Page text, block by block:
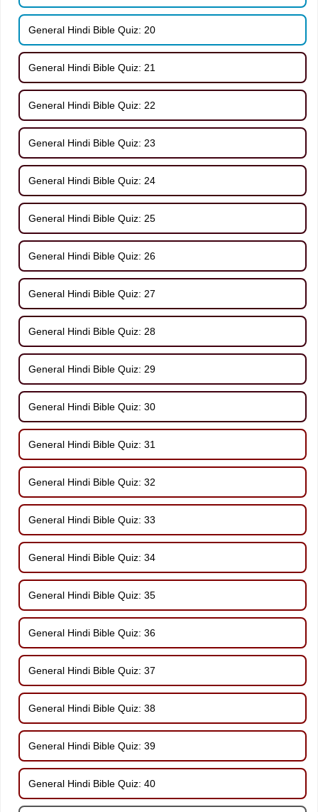
General Hindi Bible Quiz: 20
General Hindi Bible Quiz: 21
General Hindi Bible Quiz: 22
General Hindi Bible Quiz: 23
General Hindi Bible Quiz: 24
General Hindi Bible Quiz: 25
General Hindi Bible Quiz: 26
General Hindi Bible Quiz: 27
General Hindi Bible Quiz: 28
General Hindi Bible Quiz: 29
General Hindi Bible Quiz: 30
General Hindi Bible Quiz: 31
General Hindi Bible Quiz: 32
General Hindi Bible Quiz: 33
General Hindi Bible Quiz: 34
General Hindi Bible Quiz: 35
General Hindi Bible Quiz: 36
General Hindi Bible Quiz: 37
General Hindi Bible Quiz: 38
General Hindi Bible Quiz: 39
General Hindi Bible Quiz: 40